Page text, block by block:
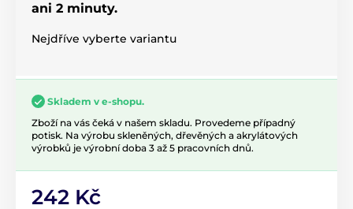
ani 2 minuty.
Nejdříve vyberte variantu
Skladem v e-shopu.
Zboží na vás čeká v našem skladu. Provedeme případný
potisk. Na výrobu skleněných, dřevěných a akrylátových
výrobků je výrobní doba 3 až 5 pracovních dnů.
242 Kč